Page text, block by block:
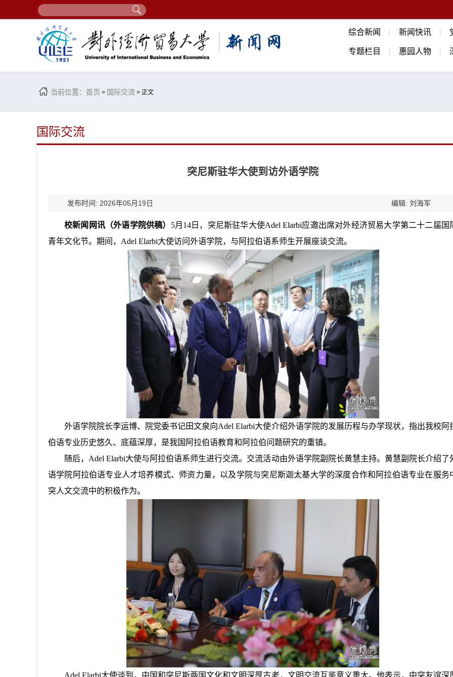
综合新闻 新闻快讯
专题栏目 惠园人物
当前位置： 首页 > 国际交流 > 正文
国际交流
突尼斯驻华大使到访外语学院
发布时间: 2026年05月19日 编辑: 刘海军
校新闻网讯（外语学院供稿） 5月14日，突尼斯驻华大使Adel Elarbi应邀出席对外经济贸易大学第二十二届国
青年文化节。期间，Adel Elarbi大使访问外语学院，与阿拉伯语系师生开展座谈交流。
外语学院院长李运博、院党委书记田文泉向Adel Elarbi大使介绍外语学院的发展历程与办学现状，指出我校阿
伯语专业历史悠久、底蕴深厚，是我国阿拉伯语教育和阿拉伯问题研究的重镇。
随后，Adel Elarbi大使与阿拉伯语系师生进行交流。交流活动由外语学院副院长黄慧主持。黄慧副院长介绍了
语学院阿拉伯语专业人才培养模式、师资力量，以及学院与突尼斯迦太基大学的深度合作和阿拉伯语专业在服务
突人文交流中的积极作为。